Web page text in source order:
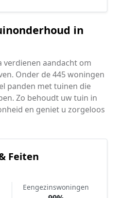
in
verdienen aandacht om
Onder de 445 woningen
panden met tuinen die
Zo behoudt uw tuin in
en geniet u zorgeloos
Feiten
Eengezinswoningen